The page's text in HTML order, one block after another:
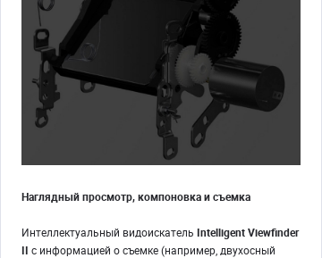
Наглядный просмотр, компоновка и съемка
Интеллектуальный видоискатель Intelligent Viewfinder
II с информацией о съемке (например, двухосный